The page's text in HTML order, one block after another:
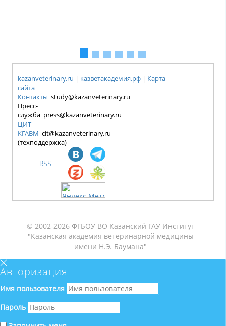
kazanveterinary.ru | казветакадемия.рф | Карта
сайта
Контакты study@kazanveterinary.ru
Пресс-
служба press@kazanveterinary.ru
ЦИТ
КГАВМ cit@kazanveterinary.ru
(техподдержка)
RSS
© 2002-2026 ФГБОУ ВО Казанский ГАУ Институт
"Казанская академия ветеринарной медицины
имени Н.Э. Баумана"
Авторизация
Имя пользователя
Пароль